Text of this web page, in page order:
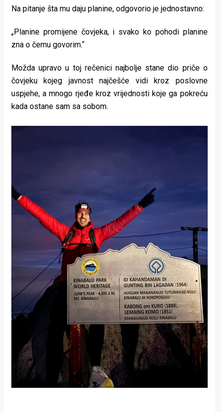
Na pitanje šta mu daju planine, odgovorio je jednostavno:
„Planine promijene čovjeka, i svako ko pohodi planine
zna o čemu govorim.“
Možda upravo u toj rečenici najbolje stane dio priče o
čovjeku kojeg javnost najčešće vidi kroz poslovne
uspjehe, a mnogo rjeđe kroz vrijednosti koje ga pokreću
kada ostane sam sa sobom.